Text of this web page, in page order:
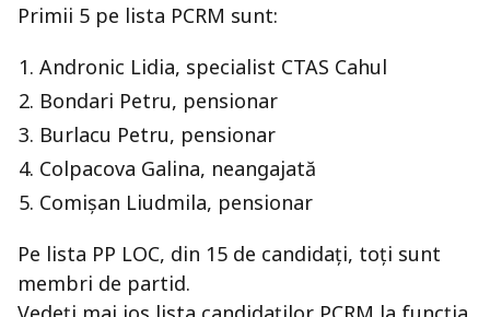
Primii 5 pe lista PCRM sunt:
Andronic Lidia, specialist CTAS Cahul
Bondari Petru, pensionar
Burlacu Petru, pensionar
Colpacova Galina, neangajată
Comișan Liudmila, pensionar
Pe lista PP LOC, din 15 de candidați, toți sunt
membri de partid.